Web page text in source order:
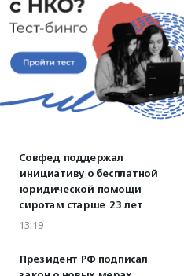
Совфед поддержал
инициативу о бесплатной
юридической помощи
сиротам старше 23 лет
13:19
Президент РФ подписал